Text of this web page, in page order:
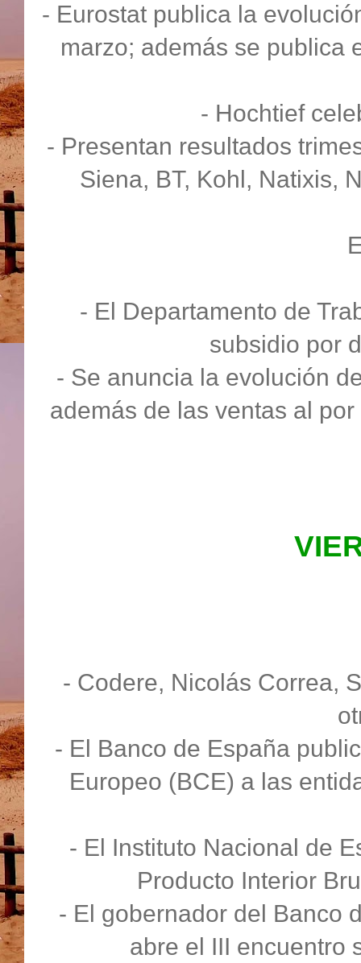
- Eurostat publica la
marzo; además se publica
- Hochtief
- Presentan resultados
Siena, BT, Kohl, Natixis,
- El Departamento de
subsidio por
- Se anuncia la evolución
además de las ventas al
- Codere, Nicolás Correa,
- El Banco de España
Europeo (BCE) a las
- El Instituto Nacional de
Producto Interior
- El gobernador del Banco
abre el III encuentro